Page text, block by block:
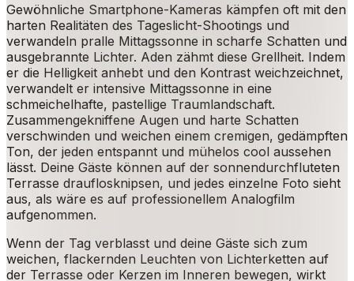
Gewöhnliche Smartphone-Kameras kämpfen oft mit den
harten Realitäten des Tageslicht-Shootings und
verwandeln pralle Mittagssonne in scharfe Schatten und
ausgebrannte Lichter. Aden zähmt diese Grellheit. Indem
er die Helligkeit anhebt und den Kontrast weichzeichnet,
verwandelt er intensive Mittagssonne in eine
schmeichelhafte, pastellige Traumlandschaft.
Zusammengekniffene Augen und harte Schatten
verschwinden und weichen einem cremigen, gedämpften
Ton, der jeden entspannt und mühelos cool aussehen
lässt. Deine Gäste können auf der sonnendurchfluteten
Terrasse drauflosknipsen, und jedes einzelne Foto sieht
aus, als wäre es auf professionellem Analogfilm
aufgenommen.
Wenn der Tag verblasst und deine Gäste sich zum
weichen, flackernden Leuchten von Lichterketten auf
der Terrasse oder Kerzen im Inneren bewegen, wirkt